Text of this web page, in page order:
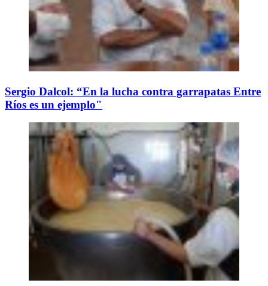
Sergio Dalcol: “En la lucha contra garrapatas Entre
Ríos es un ejemplo"